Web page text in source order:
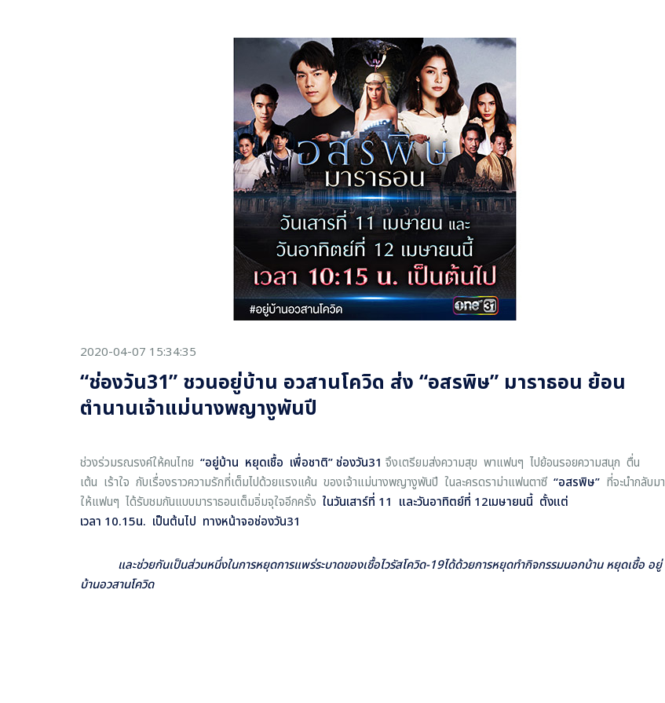
2020-04-07 15:34:35
“ช่องวัน31” ชวนอยู่บ้าน อวสานโควิด ส่ง “อสรพิษ” มาราธอน ย้อน
ตำนานเจ้าแม่นางพญางูพันปี
ช่วงร่วมรณรงค์ให้คนไทย “อยู่บ้าน หยุดเชื้อ เพื่อชาติ”ช่องวัน31 จึงเตรียมส่งความสุข พาแฟนๆ ไปย้อนรอยความสนุก ตื่น
เต้น เร้าใจ กับเรื่องราวความรักที่เต็มไปด้วยแรงแค้น ของเจ้าแม่นางพญางูพันปี ในละครดราม่าแฟนตาซี “อสรพิษ” ที่จะนำกลับมา
ให้แฟนๆ ได้รับชมกันแบบมาราธอนเต็มอิ่มจุใจอีกครั้ง ในวันเสาร์ที่ 11 และวันอาทิตย์ที่ 12เมษายนนี้ ตั้งแต่
เวลา 10.15น. เป็นต้นไป ทางหน้าจอช่องวัน31
และช่วยกันเป็นส่วนหนึ่งในการหยุดการแพร่ระบาดของเชื้อไวรัสโควิด-19ได้ด้วยการหยุดทำกิจกรรมนอกบ้าน หยุดเชื้อ อยู่
บ้านอวสานโควิด